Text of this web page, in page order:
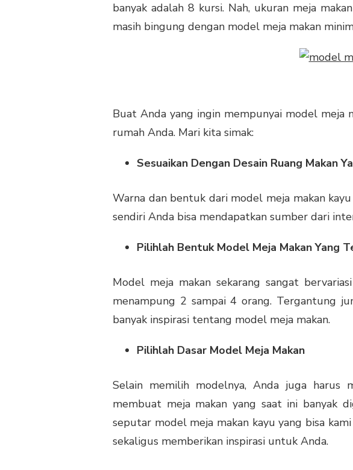
banyak adalah 8 kursi. Nah, ukuran meja
masih bingung dengan model meja makan
Buat Anda yang ingin mempunyai model meja
rumah Anda. Mari kita simak:
Sesuaikan Dengan Desain Ruang Makan
Warna dan bentuk dari model meja makan kayu
sendiri Anda bisa mendapatkan sumber dari
Pilihlah Bentuk Model Meja Makan Yang
Model meja makan sekarang sangat
menampung 2 sampai 4 orang. Tergantung
banyak inspirasi tentang model meja makan.
Pilihlah Dasar Model Meja Makan
Selain memilih modelnya, Anda juga harus
membuat meja makan yang saat ini banyak
seputar model meja makan kayu yang bisa
sekaligus memberikan inspirasi untuk Anda.